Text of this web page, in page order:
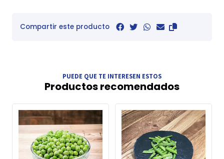
Compartir este producto
PUEDE QUE TE INTERESEN ESTOS
Productos recomendados